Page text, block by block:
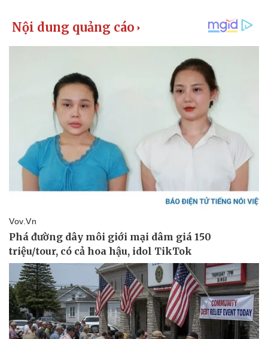
Pháp luật
Vụ án
Quân sự - Quốc phòng
Vũ khí